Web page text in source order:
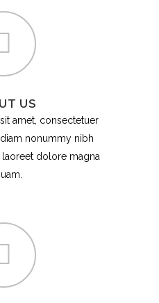
US
amet, consectetuer
nonummy nibh
dolore magna